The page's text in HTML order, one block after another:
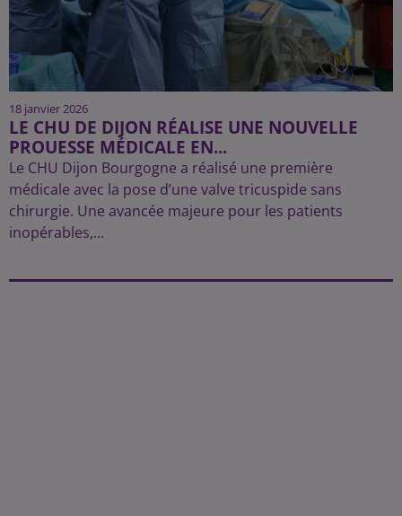
18 janvier 2026
LE CHU DE DIJON RÉALISE UNE NOUVELLE
PROUESSE MÉDICALE EN...
Le CHU Dijon Bourgogne a réalisé une première
médicale avec la pose d’une valve tricuspide sans
chirurgie. Une avancée majeure pour les patients
inopérables,...